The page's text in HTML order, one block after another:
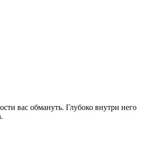
вас обмануть. Глубоко внутри него